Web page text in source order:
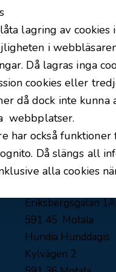
Adress
Eriksbergsgatan 1A
591 45 Motala
Hundia Hunddagis
Kylvägen 2
lagring av cookies
i
Då lagras inga
cookies eller
då dock inte kunna
webbplatser.
har också
Då slängs all
alla cookies